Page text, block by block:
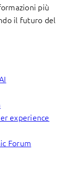
più
il futuro del
experience
Forum